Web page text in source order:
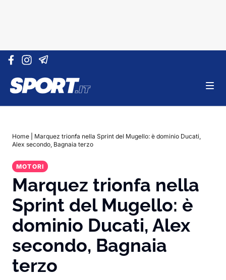
Vai al contenuto
Home
Marquez trionfa nella Sprint del Mugello: è dominio Ducati,
Alex secondo, Bagnaia terzo
MOTORI
Marquez trionfa nella
Sprint del Mugello: è
dominio Ducati, Alex
secondo, Bagnaia
terzo